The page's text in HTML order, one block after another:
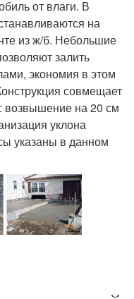
от влаги. В
на
из ж/б. Небольшие
залить
экономия в этом
совмещает
возвышение на 20 см
уклона
указаны в данном